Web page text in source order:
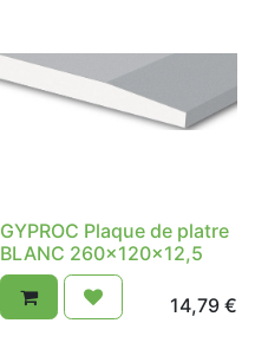
GYPROC Plaque de platre
BLANC 260x120x12,5
14,79 €